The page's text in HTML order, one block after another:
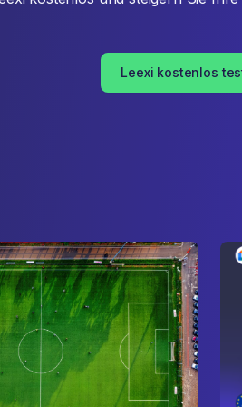
Leexi kostenlos